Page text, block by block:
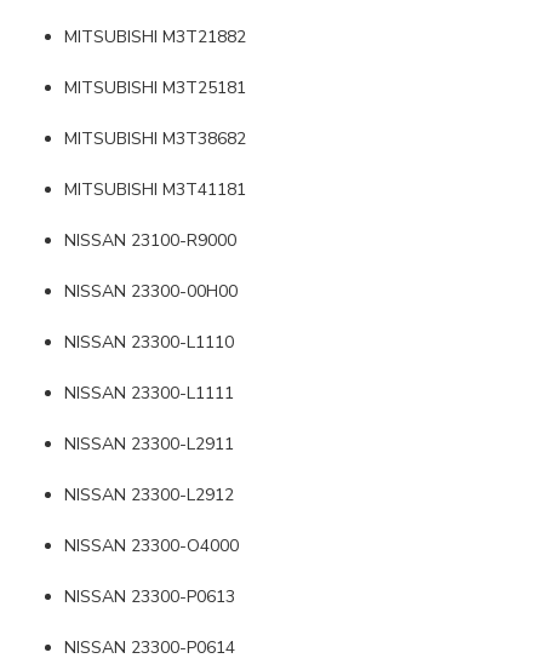
MITSUBISHI M3T21882
MITSUBISHI M3T25181
MITSUBISHI M3T38682
MITSUBISHI M3T41181
NISSAN 23100-R9000
NISSAN 23300-00H00
NISSAN 23300-L1110
NISSAN 23300-L1111
NISSAN 23300-L2911
NISSAN 23300-L2912
NISSAN 23300-O4000
NISSAN 23300-P0613
NISSAN 23300-P0614